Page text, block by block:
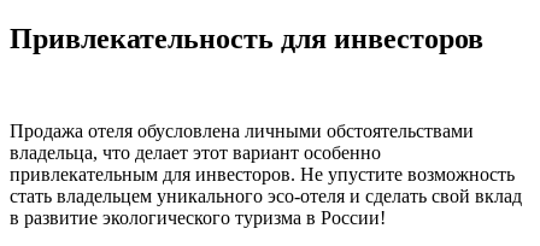
Привлекательность для инвесторов
Продажа отеля обусловлена личными обстоятельствами
владельца, что делает этот вариант особенно
привлекательным для инвесторов. Не упустите возможность
стать владельцем уникального эco-отеля и сделать свой вклад
в развитие экологического туризма в России!